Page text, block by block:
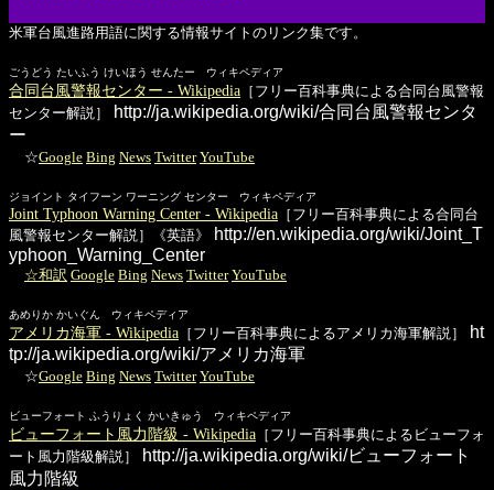
米軍台風進路用語に関する情報サイトのリンク集です。
ごうどう たいふう けいほう せんたー ウィキペディア
合同台風警報センター - Wikipedia ［フリー百科事典による合同台風警報
センター解説］
http://ja.wikipedia.org/wiki/合同台風警報センタ
ー
☆Google Bing News Twitter YouTube
ジョイント タイフーン ワーニング センター ウィキペディア
Joint Typhoon Warning Center - Wikipedia ［フリー百科事典による合同台
風警報センター解説］《英語》
http://en.wikipedia.org/wiki/Joint_T
yphoon_Warning_Center
☆和訳 Google Bing News Twitter YouTube
あめりか かいぐん ウィキペディア
アメリカ海軍 - Wikipedia ［フリー百科事典によるアメリカ海軍解説］
ht
tp://ja.wikipedia.org/wiki/アメリカ海軍
☆Google Bing News Twitter YouTube
ビューフォート ふうりょく かいきゅう ウィキペディア
ビューフォート風力階級 - Wikipedia ［フリー百科事典によるビューフォ
ート風力階級解説］
http://ja.wikipedia.org/wiki/ビューフォート
風力階級